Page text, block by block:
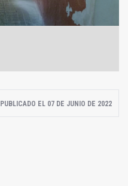
PUBLICADO EL 07 DE JUNIO DE 2022